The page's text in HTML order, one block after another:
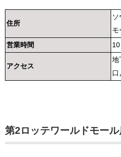
住所
モ
営業時間
アクセス
地
口
第2ロッテワールドモール